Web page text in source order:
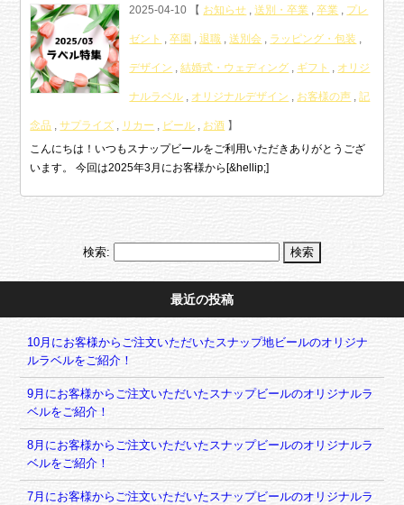
2025-04-10 【 お知らせ ,送別・卒業 ,卒業 , プレ
ゼント ,卒園 ,退職 ,送別会 , ラッピング・包装 ,
デザイン ,結婚式・ウェディング , ギフト , オリジ
ナルラベル , オリジナルデザイン , お客様の声 ,記
念品 ,サプライズ , リカー , ビール , お酒 】
こんにちは！いつもスナップビールをご利用いただきありがとうござ
います。 今回は2025年3月にお客様から[&hellip;]
検索:
最近の投稿
10月にお客様からご注文いただいたスナップ地ビールのオリジナ
ルラベルをご紹介！
9月にお客様からご注文いただいたスナップビールのオリジナルラ
ベルをご紹介！
8月にお客様からご注文いただいたスナップビールのオリジナルラ
ベルをご紹介！
7月にお客様からご注文いただいたスナップビールのオリジナルラ